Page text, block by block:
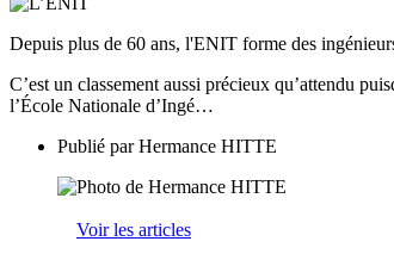
Depuis plus de 60 ans, l'ENIT forme des
C’est un classement aussi précieux qu’attendu
l’École Nationale d’Ingé…
Publié parHermance HITTE
Voir les articles